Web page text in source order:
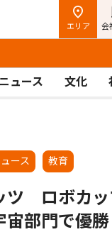
エリア 会
ュース 文化
ース 教育
ツ ロボカッ
部門で優勝